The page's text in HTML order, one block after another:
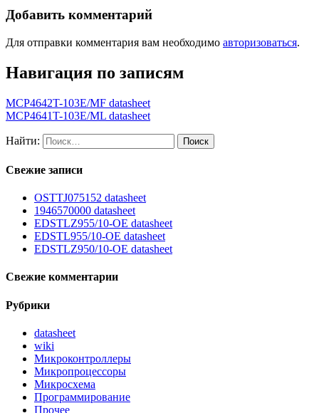
Добавить комментарий
Для отправки комментария вам необходимо авторизоваться.
Навигация по записям
MCP4642T-103E/MF datasheet
MCP4641T-103E/ML datasheet
Найти:
Свежие записи
OSTTJ075152 datasheet
1946570000 datasheet
EDSTLZ955/10-OE datasheet
EDSTL955/10-OE datasheet
EDSTLZ950/10-OE datasheet
Свежие комментарии
Рубрики
datasheet
wiki
Микроконтроллеры
Микропроцессоры
Микросхема
Программирование
Прочее